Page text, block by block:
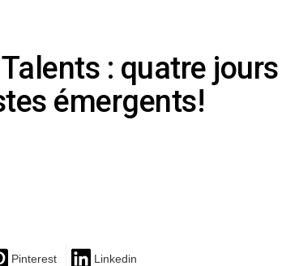
: quatre jours
émergents!
Pinterest Linkedin